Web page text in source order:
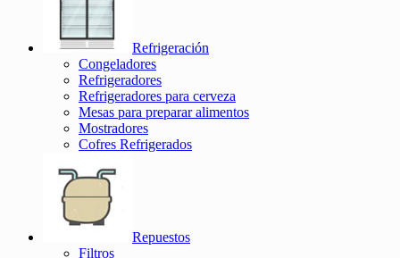
Refrigeración
Congeladores
Refrigeradores
Refrigeradores para cerveza
Mesas para preparar alimentos
Mostradores
Cofres Refrigerados
Repuestos
Filtros